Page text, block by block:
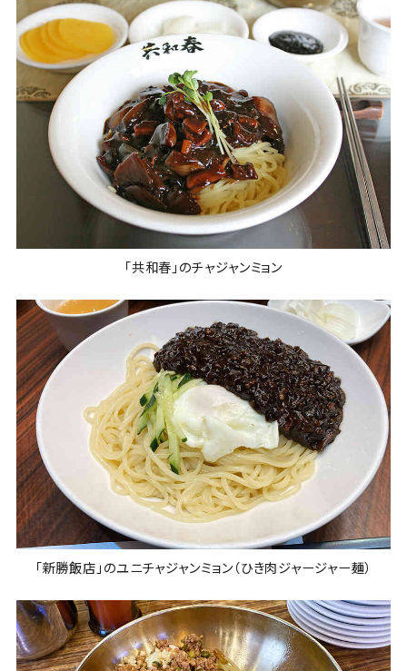
「共和春」のチャジャンミョン
「新勝飯店」のユニチャジャンミョン（ひき肉ジャージャー麺）